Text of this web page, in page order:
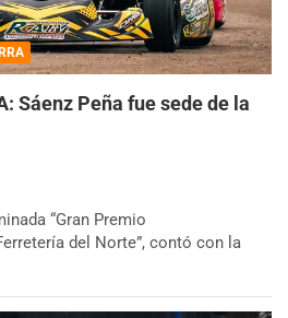
Sáenz Peña fue sede de la
“Gran Premio
del Norte”, contó con la